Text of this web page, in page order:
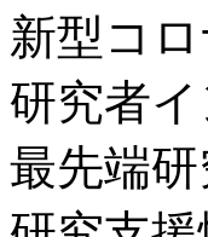
新型コ
研究者
最先端